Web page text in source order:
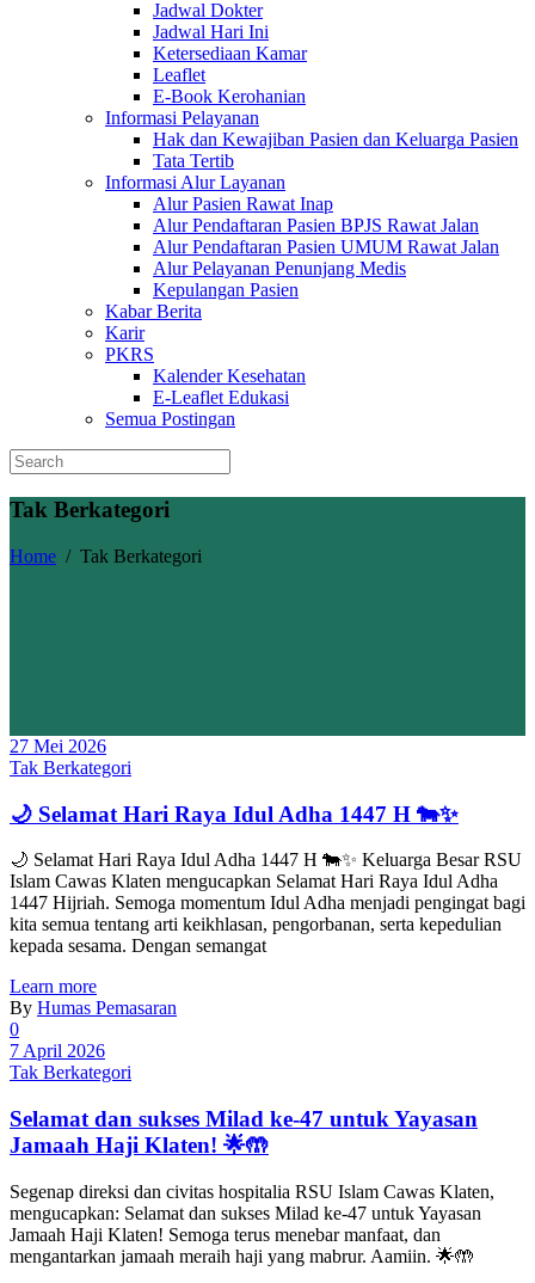
Jadwal Dokter
Jadwal Hari Ini
Ketersediaan Kamar
Leaflet
E-Book Kerohanian
Informasi Pelayanan
Hak dan Kewajiban Pasien dan Keluarga Pasien
Tata Tertib
Informasi Alur Layanan
Alur Pasien Rawat Inap
Alur Pendaftaran Pasien BPJS Rawat Jalan
Alur Pendaftaran Pasien UMUM Rawat Jalan
Alur Pelayanan Penunjang Medis
Kepulangan Pasien
Kabar Berita
Karir
PKRS
Kalender Kesehatan
E-Leaflet Edukasi
Semua Postingan
Tak Berkategori
Home / Tak Berkategori
27 Mei 2026
Tak Berkategori
🌙 Selamat Hari Raya Idul Adha 1447 H 🐄✨
🌙 Selamat Hari Raya Idul Adha 1447 H 🐄✨ Keluarga Besar RSU
Islam Cawas Klaten mengucapkan Selamat Hari Raya Idul Adha
1447 Hijriah. Semoga momentum Idul Adha menjadi pengingat bagi
kita semua tentang arti keikhlasan, pengorbanan, serta kepedulian
kepada sesama. Dengan semangat
Learn more
By Humas Pemasaran
0
7 April 2026
Tak Berkategori
Selamat dan sukses Milad ke-47 untuk Yayasan
Jamaah Haji Klaten! 🌟🤲
Segenap direksi dan civitas hospitalia RSU Islam Cawas Klaten,
mengucapkan: Selamat dan sukses Milad ke-47 untuk Yayasan
Jamaah Haji Klaten! Semoga terus menebar manfaat, dan
mengantarkan jamaah meraih haji yang mabrur. Aamiin. 🌟🤲